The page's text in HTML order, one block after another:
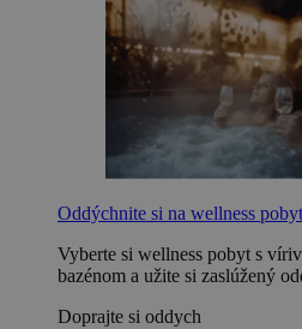
Oddýchnite si na wellness
Vyberte si wellness pobyt s
bazénom a užite si zaslúžený
Doprajte si oddych